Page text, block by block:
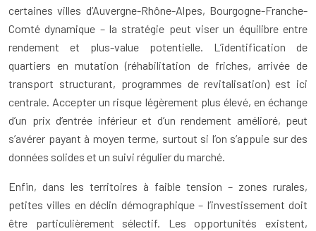
certaines villes d’Auvergne-Rhône-Alpes, Bourgogne-Franche-
Comté dynamique – la stratégie peut viser un équilibre entre
rendement et plus-value potentielle. L’identification de
quartiers en mutation (réhabilitation de friches, arrivée de
transport structurant, programmes de revitalisation) est ici
centrale. Accepter un risque légèrement plus élevé, en échange
d’un prix d’entrée inférieur et d’un rendement amélioré, peut
s’avérer payant à moyen terme, surtout si l’on s’appuie sur des
données solides et un suivi régulier du marché.
Enfin, dans les territoires à faible tension – zones rurales,
petites villes en déclin démographique – l’investissement doit
être particulièrement sélectif. Les opportunités existent,